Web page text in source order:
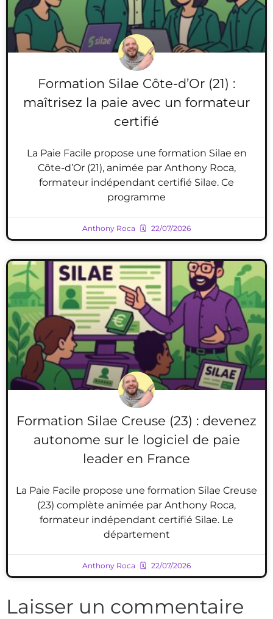
Formation Silae Côte-d’Or (21) :
maîtrisez la paie avec un formateur
certifié
La Paie Facile propose une formation Silae en
Côte-d’Or (21), animée par Anthony Roca,
formateur indépendant certifié Silae. Ce
programme
Anthony Roca 22/07/2026
Formation Silae Creuse (23) : devenez
autonome sur le logiciel de paie
leader en France
La Paie Facile propose une formation Silae Creuse
(23) complète animée par Anthony Roca,
formateur indépendant certifié Silae. Le
département
Anthony Roca 22/07/2026
Laisser un commentaire